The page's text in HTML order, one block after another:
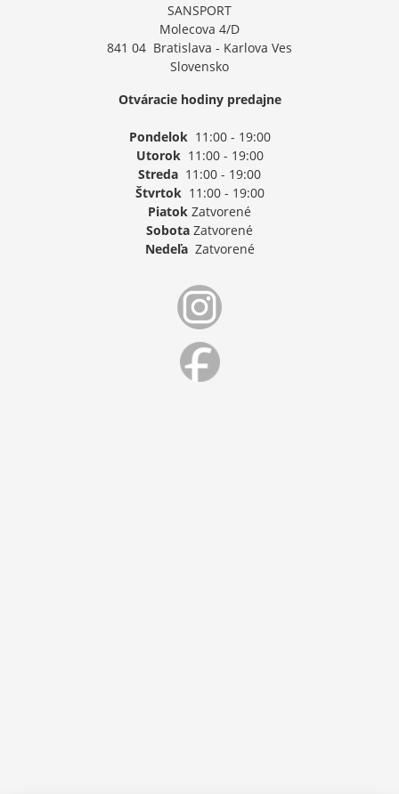
SANSPORT
Molecova 4/D
841 04 Bratislava - Karlova Ves
Slovensko
Otváracie hodiny predajne
Pondelok11:00 - 19:00
Utorok11:00 - 19:00
Streda 11:00 - 19:00
Štvrtok11:00 - 19:00
Piatok Zatvorené
Sobota Zatvorené
NedeľaZatvorené